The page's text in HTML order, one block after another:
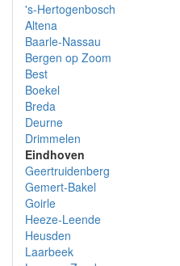
's-Hertogenbosch
Altena
Baarle-Nassau
Bergen op Zoom
Best
Boekel
Breda
Deurne
Drimmelen
Eindhoven
Geertruidenberg
Gemert-Bakel
Goirle
Heeze-Leende
Heusden
Laarbeek